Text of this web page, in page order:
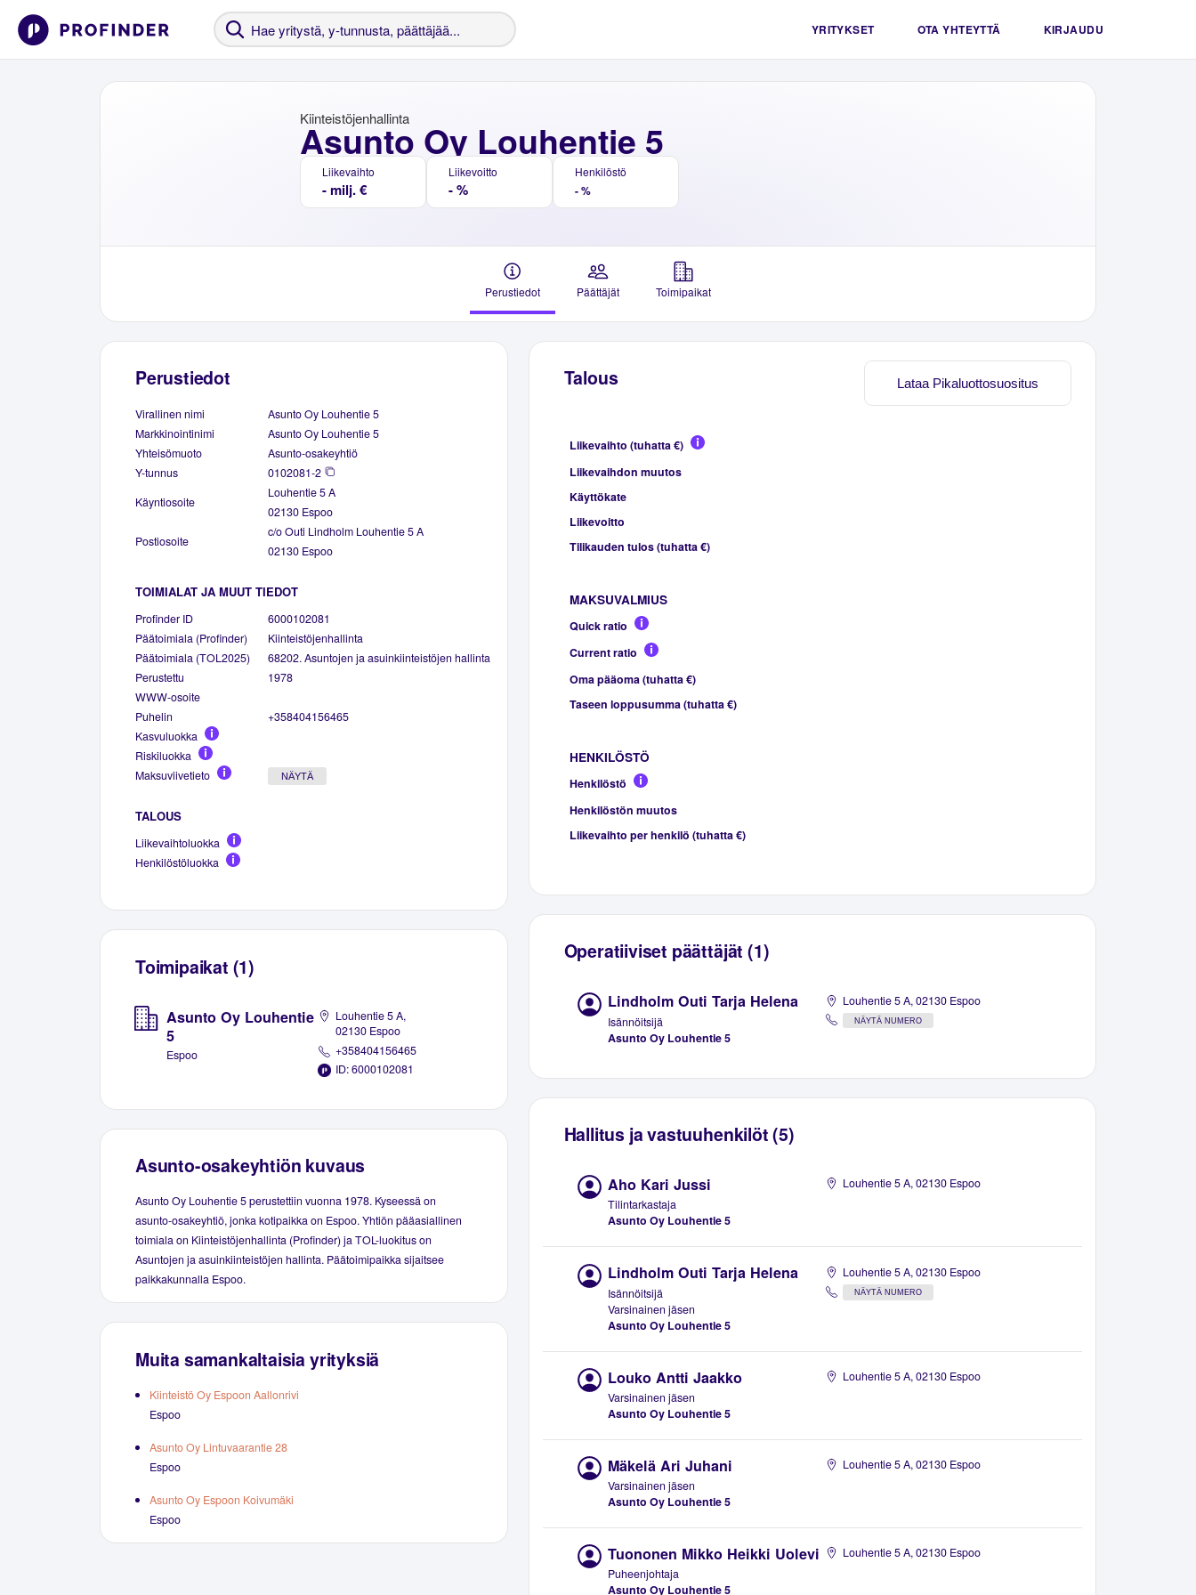
YRITYKSET OTA YHTEYTTÄ KIRJAUDU
Asunto Oy Louhentie 5
Kiinteistöjenhallinta
Liikevaihto
- milj. €
Liikevoitto
- %
Henkilöstö
- %
Perustiedot Päättäjät Toimipaikat
Perustiedot
Virallinen nimi
Asunto Oy Louhentie 5
Markkinointinimi
Asunto Oy Louhentie 5
Yhteisömuoto
Asunto-osakeyhtiö
Y-tunnus
0102081-2
Käyntiosoite
Louhentie 5 A
02130 Espoo
Postiosoite
c/o Outi Lindholm Louhentie 5 A
02130 Espoo
TOIMIALAT JA MUUT TIEDOT
Profinder ID
6000102081
Päätoimiala (Profinder)
Kiinteistöjenhallinta
Päätoimiala (TOL2025)
68202. Asuntojen ja asuinkiinteistöjen hallinta
Perustettu
1978
WWW-osoite
Puhelin
+358404156465
Kasvuluokka
Riskiluokka
Maksuviivetieto
NÄYTÄ
TALOUS
Liikevaihtoluokka
Henkilöstöluokka
Toimipaikat (1)
Asunto Oy Louhentie
5
Espoo
Louhentie 5 A,
02130 Espoo
+358404156465
ID: 6000102081
Asunto-osakeyhtiön kuvaus
Asunto Oy Louhentie 5 perustettiin vuonna 1978. Kyseessä on
asunto-osakeyhtiö, jonka kotipaikka on Espoo. Yhtiön pääasiallinen
toimiala on Kiinteistöjenhallinta (Profinder) ja TOL-luokitus on
Asuntojen ja asuinkiinteistöjen hallinta. Päätoimipaikka sijaitsee
paikkakunnalla Espoo.
Muita samankaltaisia yrityksiä
Kiinteistö Oy Espoon Aallonrivi
Espoo
Asunto Oy Lintuvaarantie 28
Espoo
Asunto Oy Espoon Koivumäki
Espoo
Lataa Pikaluottosuositus
Talous
Liikevaihto (tuhatta €)
Liikevaihdon muutos
Käyttökate
Liikevoitto
Tilikauden tulos (tuhatta €)
MAKSUVALMIUS
Quick ratio
Current ratio
Oma pääoma (tuhatta €)
Taseen loppusumma (tuhatta €)
HENKILÖSTÖ
Henkilöstö
Henkilöstön muutos
Liikevaihto per henkilö (tuhatta €)
Operatiiviset päättäjät (1)
Lindholm Outi Tarja Helena
Isännöitsijä
Asunto Oy Louhentie 5
Louhentie 5 A, 02130 Espoo
NÄYTÄ NUMERO
Hallitus ja vastuuhenkilöt (5)
Aho Kari Jussi
Tilintarkastaja
Asunto Oy Louhentie 5
Louhentie 5 A, 02130 Espoo
Lindholm Outi Tarja Helena
Isännöitsijä
Varsinainen jäsen
Asunto Oy Louhentie 5
Louhentie 5 A, 02130 Espoo
NÄYTÄ NUMERO
Louko Antti Jaakko
Varsinainen jäsen
Asunto Oy Louhentie 5
Louhentie 5 A, 02130 Espoo
Mäkelä Ari Juhani
Varsinainen jäsen
Asunto Oy Louhentie 5
Louhentie 5 A, 02130 Espoo
Tuononen Mikko Heikki Uolevi
Puheenjohtaja
Asunto Oy Louhentie 5
Louhentie 5 A, 02130 Espoo